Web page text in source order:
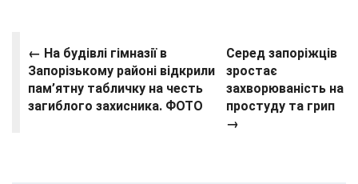
← На будівлі гімназії в
Запорізькому районі відкрили
пам’ятну табличку на честь
загиблого захисника. ФОТО
Серед запоріжців
зростає
захворюваність на
простуду та грип
→